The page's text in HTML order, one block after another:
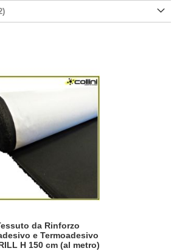
da Rinforzo
e Termoadesivo
H 150 cm (al metro)